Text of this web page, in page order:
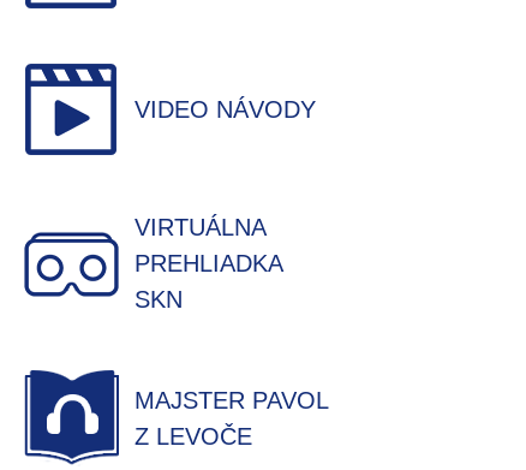
VIDEO NÁVODY
VIRTUÁLNA
PREHLIADKA
SKN
MAJSTER PAVOL
Z LEVOČE